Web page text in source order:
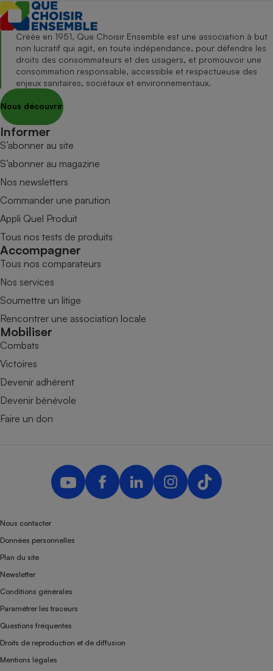
Créée en 1951, Que Choisir Ensemble est une association à but
non lucratif qui agit, en toute indépendance, pour défendre les
droits des consommateurs et des usagers, et promouvoir une
consommation responsable, accessible et respectueuse des
enjeux sanitaires, sociétaux et environnementaux.
Nous découvrir
Informer
S’abonner au site
S’abonner au magazine
Nos newsletters
Commander une parution
Appli Quel Produit
Tous nos tests de produits
Accompagner
Tous nos comparateurs
Nos services
Soumettre un litige
Rencontrer une association locale
Mobiliser
Combats
Victoires
Devenir adhérent
Devenir bénévole
Faire un don
Nous contacter
Données personnelles
Plan du site
Newsletter
Conditions générales
Paramétrer les traceurs
Questions fréquentes
Droits de reproduction et de diffusion
Mentions légales